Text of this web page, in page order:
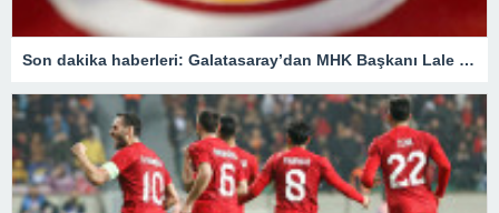
Son dakika haberleri: Galatasaray’dan MHK Başkanı Lale Orta hakkında flaş açıklama